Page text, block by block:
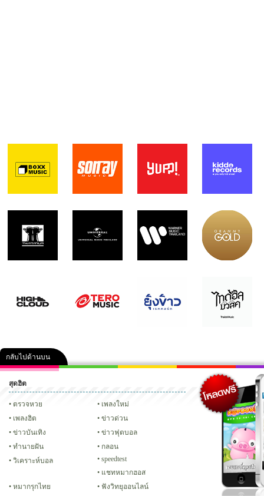
กลับไปด้านบน
คลิป ภาพ ปฏิทิน 2556 เฟซบุ๊ก ทวิ
Glitter
สุดฮิต
ตรวจหวย
เพลงใหม่
เพลงฮิต
ข่าวด่วน
ข่าวบันเทิง
ข่าวฟุตบอล
ทํานายฝัน
กลอน
วิเคราะห์บอล
speedtest
แชทหมากฮอส
หมากรุกไทย
ฟังวิทยุออนไลน์